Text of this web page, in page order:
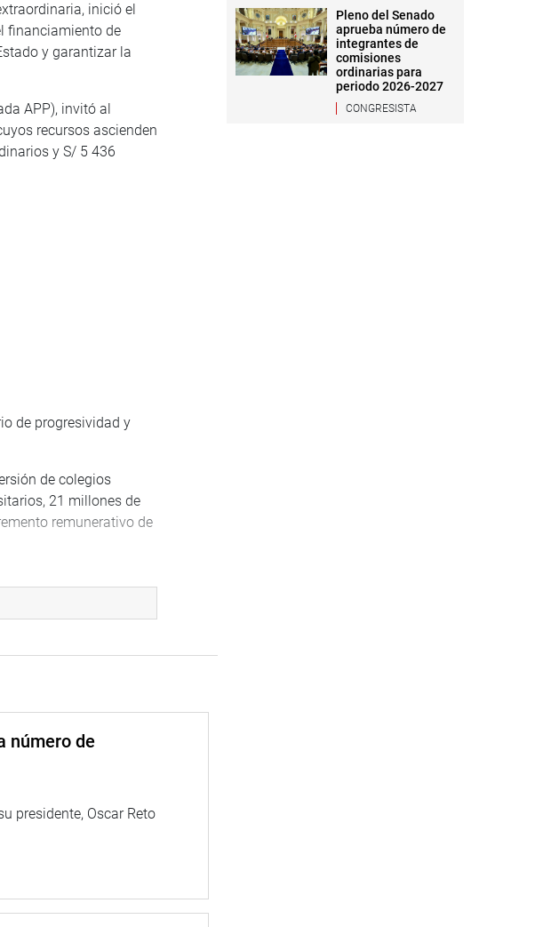
inició el
financiamiento de
y garantizar la
APP), invitó al
recursos ascienden
y S/ 5 436
de progresividad y
de colegios
21 millones de
remunerativo de
otorga el 100 % de
su
diversas
a los
ha solicitado
número de
presidente, Oscar Reto
Pleno del Senado
aprueba número de
integrantes de
comisiones
ordinarias para
periodo 2026-2027
CONGRESISTA